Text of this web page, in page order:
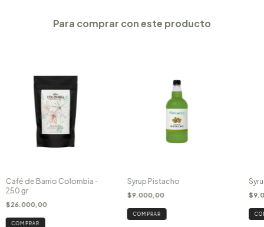
Para comprar con este producto
Café de Barrio Colombia -
250 gr
$26.000,00
COMPRAR
Syrup Pistacho
$9.000,00
COMPRAR